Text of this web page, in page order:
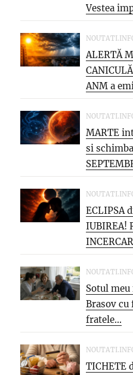
Vestea
ALERTĂ
ANM a
MARTE
si
ECLIPSA
IUBIREA!
Sotul meu
Brasov cu
fratele...
TICHETE